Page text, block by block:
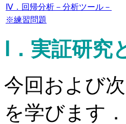
Ⅳ．回帰分析－分析ツール－
※練習問題
Ⅰ．実証研
今回および
を学びます